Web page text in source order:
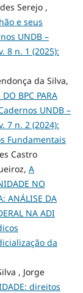
Serejo ,
e seus
UNDB –
8 n. 1 (2025):
da Silva,
BPC PARA
UNDB –
7 n. 2 (2024):
Fundamentais
Castro
A
NO
ANÁLISE DA
NA ADI
da
, Jorge
direitos